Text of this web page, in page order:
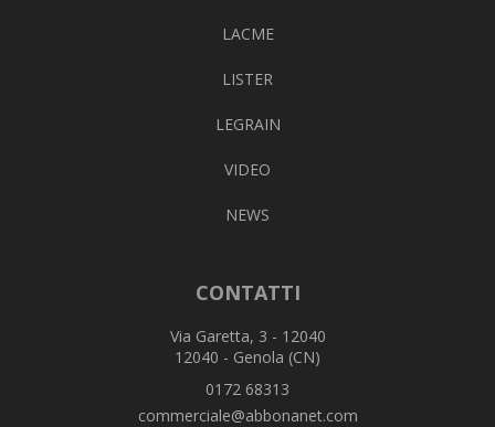
LACME
LISTER
LEGRAIN
VIDEO
NEWS
CONTATTI
Via Garetta, 3 - 12040
12040 - Genola (CN)
0172 68313
commerciale@abbonanet.com